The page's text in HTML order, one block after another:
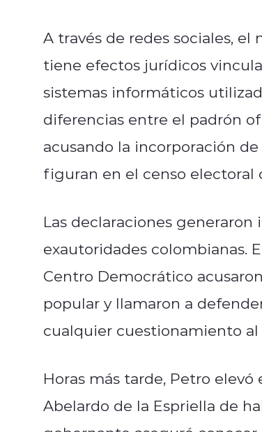
A través de redes sociales,
tiene efectos jurídicos
sistemas informáticos
diferencias entre el padrón
acusando la incorporación
figuran en el censo electoral
Las declaraciones
exautoridades colombianas.
Centro Democrático
popular y llamaron a
cualquier cuestionamiento al
Horas más tarde, Petro
Abelardo de la Espriella de